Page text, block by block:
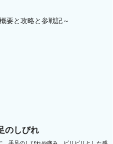
要と攻略と参戦記～